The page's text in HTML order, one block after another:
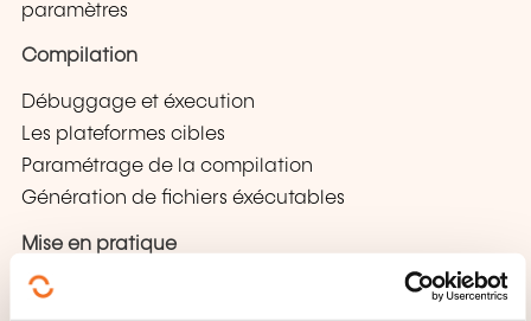
paramètres
Compilation
Débuggage et éxecution
Les plateformes cibles
Paramétrage de la compilation
Génération de fichiers éxécutables
Mise en pratique
Atelier fil rouge sur les 5 jours, à partir d’une base